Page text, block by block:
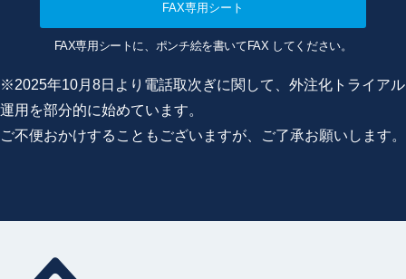
FAX専用シート
FAX専用シートに、ポンチ絵を書いてFAX してください。
※2025年10月8日より電話取次ぎに関して、外注化トライアル
運用を部分的に始めています。
ご不便おかけすることもございますが、ご了承お願いします。